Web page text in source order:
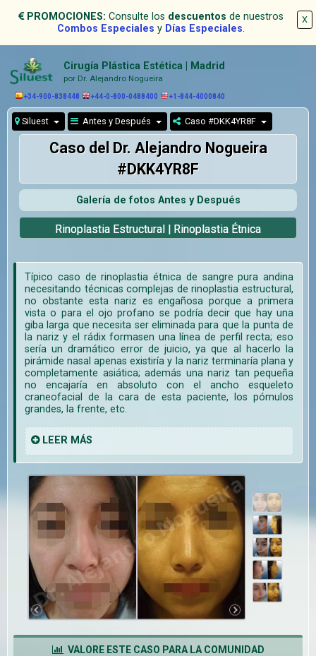
X
PROMOCIONES: Consulte los descuentos de nuestros
Combos Especiales y Días Especiales.
Cirugía Plástica Estética | Madrid
por Dr. Alejandro Nogueira
+34-900-838448 +44-0-800-0488400 +1-844-4000840
Siluest Antes y Después Caso #DKK4YR8F
Caso del Dr. Alejandro Nogueira
#DKK4YR8F
Galería de fotos Antes y Después
Rinoplastia Estructural | Rinoplastia Étnica
Típico caso de rinoplastia étnica de sangre pura andina
necesitando técnicas complejas de rinoplastia estructural,
no obstante esta nariz es engañosa porque a primera
vista o para el ojo profano se podría decir que hay una
giba larga que necesita ser eliminada para que la punta de
la nariz y el rádix formasen una línea de perfil recta; eso
sería un dramático error de juicio, ya que al hacerlo la
pirámide nasal apenas existiría y la nariz terminaría plana y
completamente asiática; además una nariz tan pequeña
no encajaría en absoluto con el ancho esqueleto
craneofacial de la cara de esta paciente, los pómulos
grandes, la frente, etc.
LEER MÁS
VALORE ESTE CASO PARA LA COMUNIDAD